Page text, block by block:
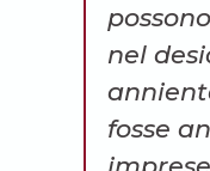
nel
fosse